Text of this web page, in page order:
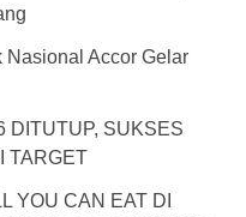
Nasional Accor Gelar
DITUTUP, SUKSES
TARGET
YOU CAN EAT DI